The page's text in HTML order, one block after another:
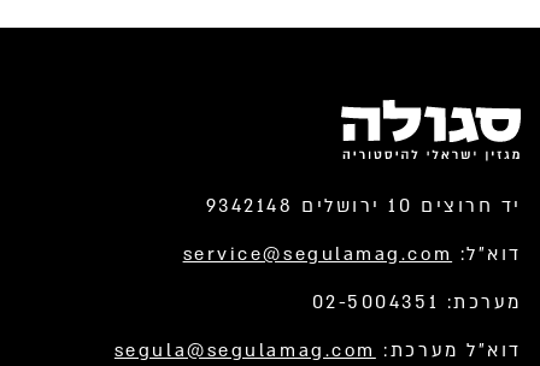
יד חרוצים 10 ירושלים 9342148
דוא”ל: service@segulamag.com
מערכת: 02-5004351
דוא”ל מערכת: segula@segulamag.com